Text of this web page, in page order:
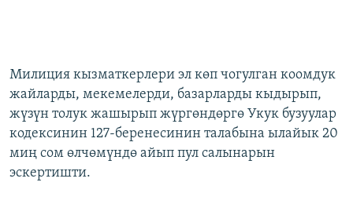
Милиция кызматкерлери эл көп чогулган коомдук
жайларды, мекемелерди, базарларды кыдырып,
жүзүн толук жашырып жүргөндөргө Укук бузуулар
кодексинин 127-беренесинин талабына ылайык 20
миң сом өлчөмүндө айып пул салынарын
эскертишти.